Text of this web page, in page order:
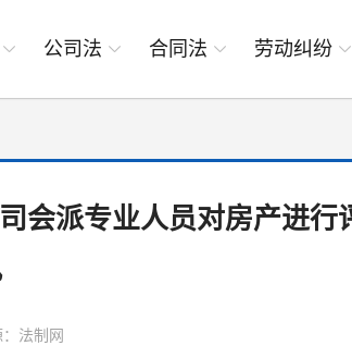
公司法 合同法 劳动纠纷
会派专业人员对房产进行
：法制网